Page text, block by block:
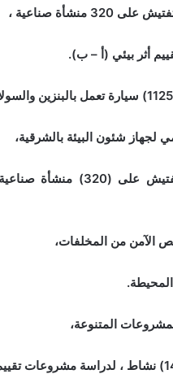
صناعية ،
شئون البيئة بالشرقية،
والإسماعيلية إن جهود جهاز شؤون البيئة
الآمن من المخلفات،
المتنوعة،